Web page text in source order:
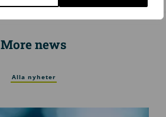
More news
Alla nyheter